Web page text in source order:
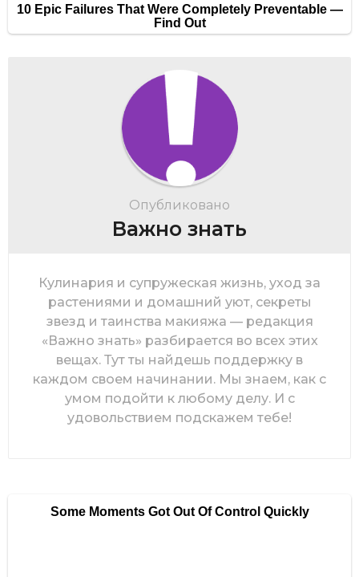
Опубликовано
Важно знать
Кулинария и супружеская жизнь, уход за
растениями и домашний уют, секреты
звезд и таинства макияжа — редакция
«Важно знать» разбирается во всех этих
вещах. Тут ты найдешь поддержку в
каждом своем начинании. Мы знаем, как с
умом подойти к любому делу. И с
удовольствием подскажем тебе!